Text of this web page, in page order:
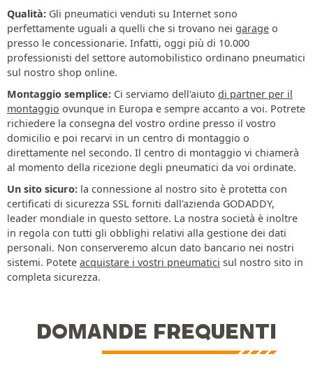
Qualità: Gli pneumatici venduti su Internet sono
perfettamente uguali a quelli che si trovano nei garage o
presso le concessionarie. Infatti, oggi più di 10.000
professionisti del settore automobilistico ordinano pneumatici
sul nostro shop online.
Montaggio semplice: Ci serviamo dell'aiuto di partner per il
montaggio ovunque in Europa e sempre accanto a voi. Potrete
richiedere la consegna del vostro ordine presso il vostro
domicilio e poi recarvi in un centro di montaggio o
direttamente nel secondo. Il centro di montaggio vi chiamerà
al momento della ricezione degli pneumatici da voi ordinate.
Un sito sicuro: la connessione al nostro sito è protetta con
certificati di sicurezza SSL forniti dall'azienda GODADDY,
leader mondiale in questo settore. La nostra società è inoltre
in regola con tutti gli obblighi relativi alla gestione dei dati
personali. Non conserveremo alcun dato bancario nei nostri
sistemi. Potete acquistare i vostri pneumatici sul nostro sito in
completa sicurezza.
DOMANDE FREQUENTI